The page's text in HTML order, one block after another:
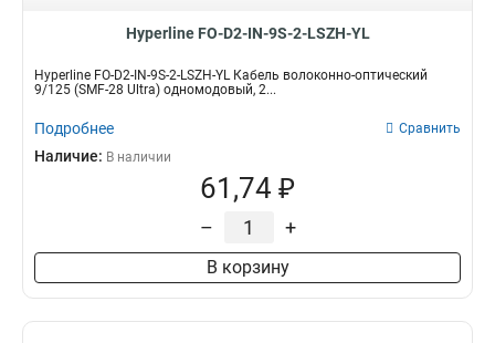
Hyperline FO-D2-IN-9S-2-LSZH-YL
Hyperline FO-D2-IN-9S-2-LSZH-YL Кабель волоконно-оптический
9/125 (SMF-28 Ultra) одномодовый, 2...
Подробнее Сравнить
Наличие: В наличии
61,74 ₽
– +
В корзину